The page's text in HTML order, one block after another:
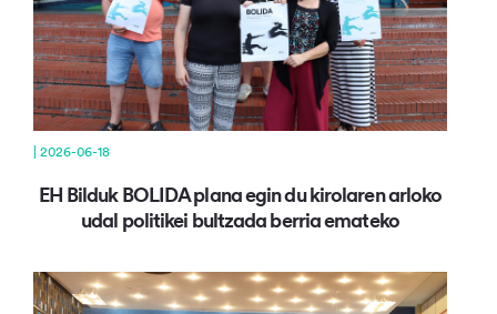
| 2026-06-18
EH Bilduk BOLIDA plana egin du kirolaren arloko
udal politikei bultzada berria emateko